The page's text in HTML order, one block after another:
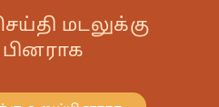
மடலுக்கு